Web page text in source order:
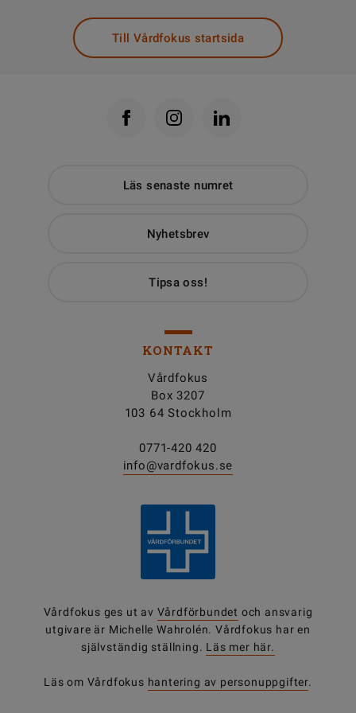
Till Vårdfokus startsida
Läs senaste numret
Nyhetsbrev
Tipsa oss!
KONTAKT
Vårdfokus
Box 3207
103 64 Stockholm
0771-420 420
info@vardfokus.se
Vårdfokus ges ut av Vårdförbundet och ansvarig
utgivare är Michelle Wahrolén. Vårdfokus har en
självständig ställning. Läs mer här.
Läs om Vårdfokus hantering av personuppgifter.